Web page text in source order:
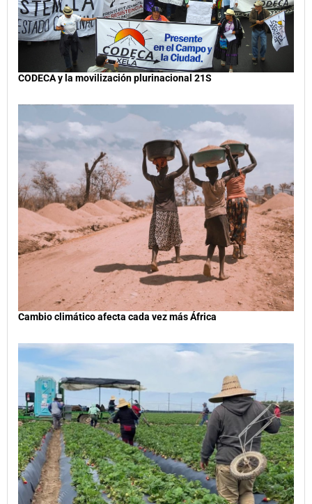
CODECA y la movilización plurinacional 21S
Cambio climático afecta cada vez más África